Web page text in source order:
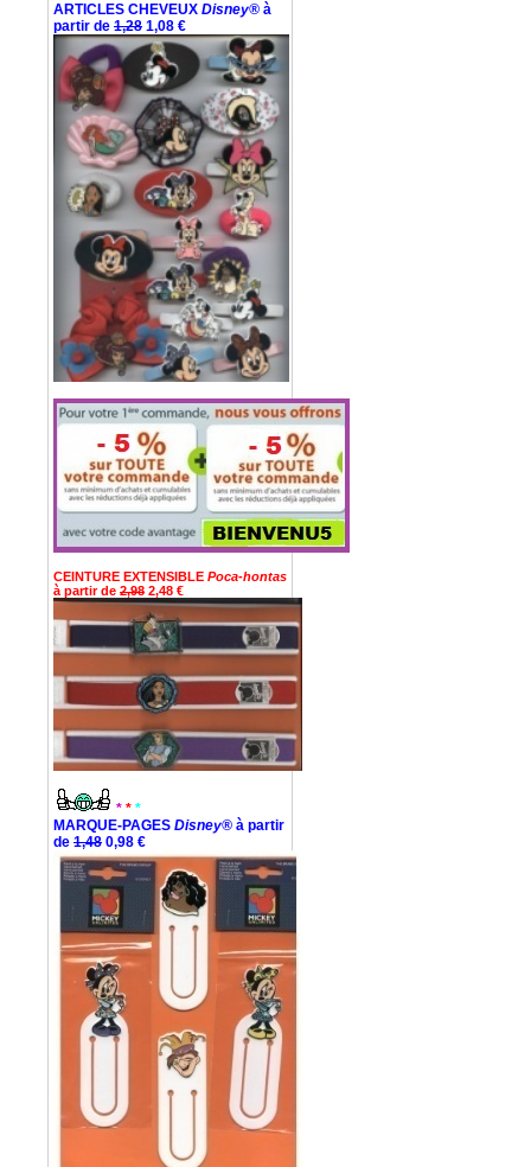
ARTICLES CHEVEUX Disney® à
partir de 1,28 1,08 €
CEINTURE EXTENSIBLE Poca-hontas
à partir de 2,98 2,48 €
* * *
MARQUE-PAGES Disney® à partir
de 1,48 0,98 €